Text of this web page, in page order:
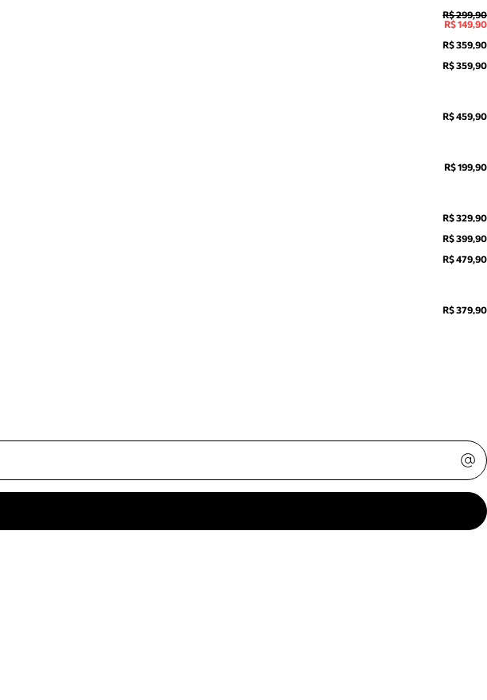
R$ 299,90
R$ 149,90
R$ 359,90
R$ 359,90
R$ 459,90
R$ 199,90
R$ 329,90
R$ 399,90
R$ 479,90
R$ 379,90